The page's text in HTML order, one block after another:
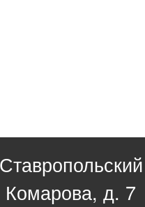
Комарова, д. 7